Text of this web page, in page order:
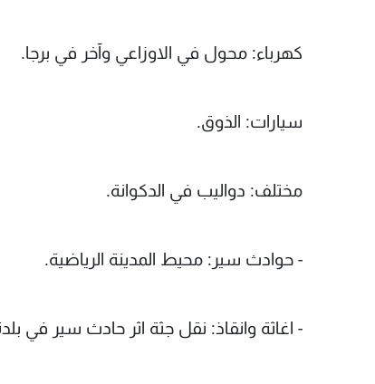
كهرباء: محول في الاوزاعي وآخر في برجا.
سيارات: الذوق.
مختلف: دواليب في الدكوانة.
- حوادث سير: محيط المدينة الرياضية.
- اغاثة وانقاذ: نقل جثة اثر حادث سير في